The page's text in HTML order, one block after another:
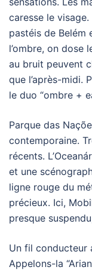
caresse le
pastéis de Belém
l’ombre, on dose
au bruit peuvent
que l’après-midi.
le duo “ombre +
Parque das
contemporaine.
récents.
et une
ligne rouge du
précieux. Ici,
presque
Un fil conducteur
Appelons-la